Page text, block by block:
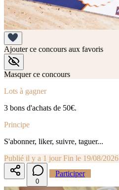
Ajouter ce concours aux favoris
Masquer ce concours
Lots à gagner
3 bons d'achats de 50€.
Principe
S'abonner, liker, suivre, taguer...
Publié il y a 1 jour Fin le 19/08/2026
0
Participer